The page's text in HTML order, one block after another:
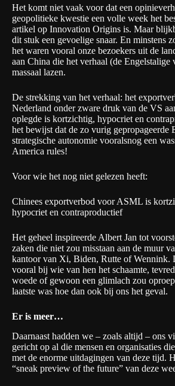
Het komt niet vaak voor dat een
geopolitieke kwestie een volle week het
artikel op Innovation Origins is. Maar
dit stuk een gevoelige snaar. En minstens
het waren vooral onze bezoekers uit de
aan China die het verhaal (de Engelstalige
massaal lazen.
De strekking van het verhaal: het
Nederland onder zware druk van de VS
oplegde is kortzichtig, hypocriet en
het bewijst dat de zo vurig gepropageerde
strategische autonomie vooralsnog een
America rules!
Voor wie het nog niet gelezen heeft:
Chinees exportverbod voor ASML is
hypocriet en contraproductief
Het geheel inspireerde Albert Jan tot
zaken die niet zou misstaan aan de muur
kantoor van Xi, Biden, Rutte of Wennink.
vooral bij wie van hen het schaamte,
woede of gewoon een glimlach zou
laatste was hoe dan ook bij ons het geval.
Er is meer…
Daarnaast hadden we – zoals altijd – ons
gericht op al die mensen en organisaties
met de enorme uitdagingen van deze tijd.
“sneak preview of the future” van deze